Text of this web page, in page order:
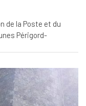
de la Poste et du
Périgord-